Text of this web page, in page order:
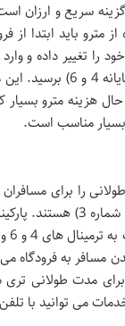
گزینه سریع و ارزان
هزینه مترو
بسیار مناسب است.
را برای
مسافر به فرودگاه
مدت طولانی تری
می توانید با